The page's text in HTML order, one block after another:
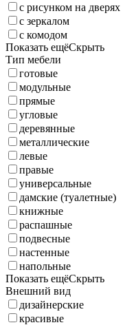
с рисунком на дверях
с зеркалом
с комодом
Показать ещёСкрыть
Тип мебели
готовые
модульные
прямые
угловые
деревянные
металлические
левые
правые
универсальные
дамские (туалетные)
книжные
распашные
подвесные
настенные
напольные
Показать ещёСкрыть
Внешний вид
дизайнерские
красивые